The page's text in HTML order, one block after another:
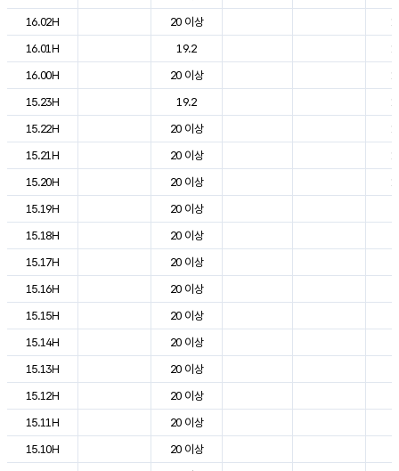
16.02H
20 이상
16.01H
19.2
16.00H
20 이상
15.23H
19.2
15.22H
20 이상
15.21H
20 이상
15.20H
20 이상
15.19H
20 이상
15.18H
20 이상
15.17H
20 이상
15.16H
20 이상
15.15H
20 이상
15.14H
20 이상
15.13H
20 이상
15.12H
20 이상
15.11H
20 이상
15.10H
20 이상